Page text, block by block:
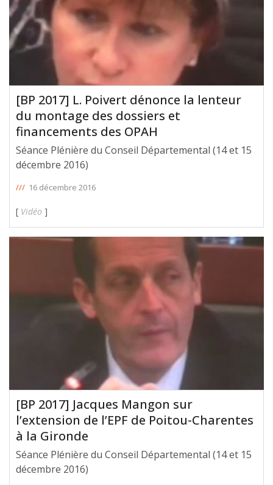
[BP 2017] L. Poivert dénonce la lenteur
du montage des dossiers et
financements des OPAH
Séance Plénière du Conseil Départemental (14 et 15
décembre 2016)
/// 16 décembre 2016
[ Vidéo ]
[BP 2017] Jacques Mangon sur
l’extension de l’EPF de Poitou-Charentes
à la Gironde
Séance Plénière du Conseil Départemental (14 et 15
décembre 2016)